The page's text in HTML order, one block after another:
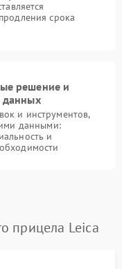
срока
решение и
данных
и инструментов,
данными:
и
прицела Leica